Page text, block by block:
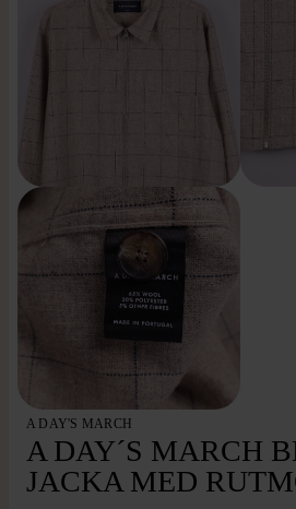
A DAY'S MARCH
A DAY´S MARCH
JACKA MED